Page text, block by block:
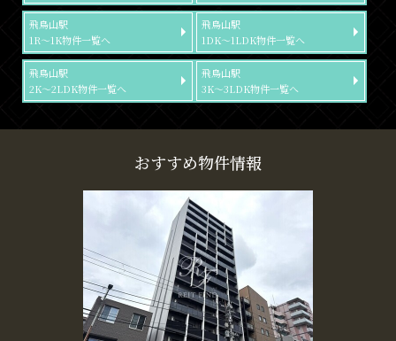
飛鳥山駅
1R～1K物件一覧へ
飛鳥山駅
1DK～1LDK物件一覧へ
飛鳥山駅
2K～2LDK物件一覧へ
飛鳥山駅
3K～3LDK物件一覧へ
おすすめ物件情報